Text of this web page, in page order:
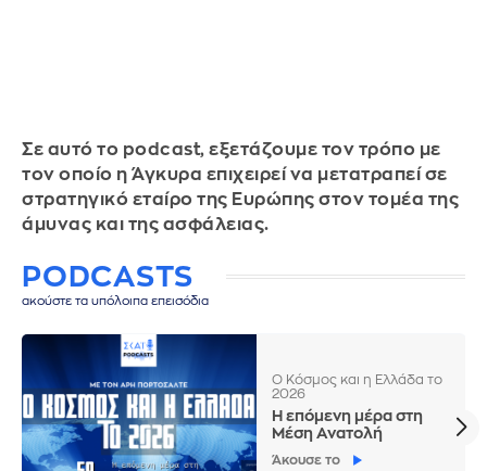
Σε αυτό το podcast, εξετάζουμε τον τρόπο με
τον οποίο η Άγκυρα επιχειρεί να μετατραπεί σε
στρατηγικό εταίρο της Ευρώπης στον τομέα της
άμυνας και της ασφάλειας.
PODCASTS
ακούστε τα υπόλοιπα επεισόδια
Ο Κόσμος και η Ελλάδα το
2026
Η επόμενη μέρα στη
Μέση Ανατολή
Άκουσε το